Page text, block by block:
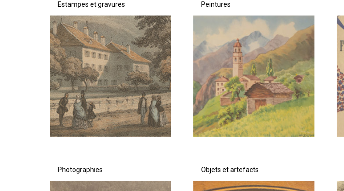
Estampes et gravures Peintures
Photographies Objets et artefacts